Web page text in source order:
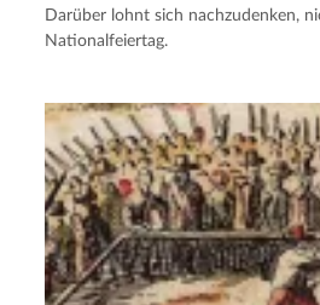
Darüber lohnt sich nachzudenken,
Nationalfeiertag.